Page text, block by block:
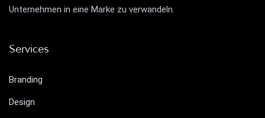
Unternehmen in eine Marke zu verwandeln.
Services
Branding
Design